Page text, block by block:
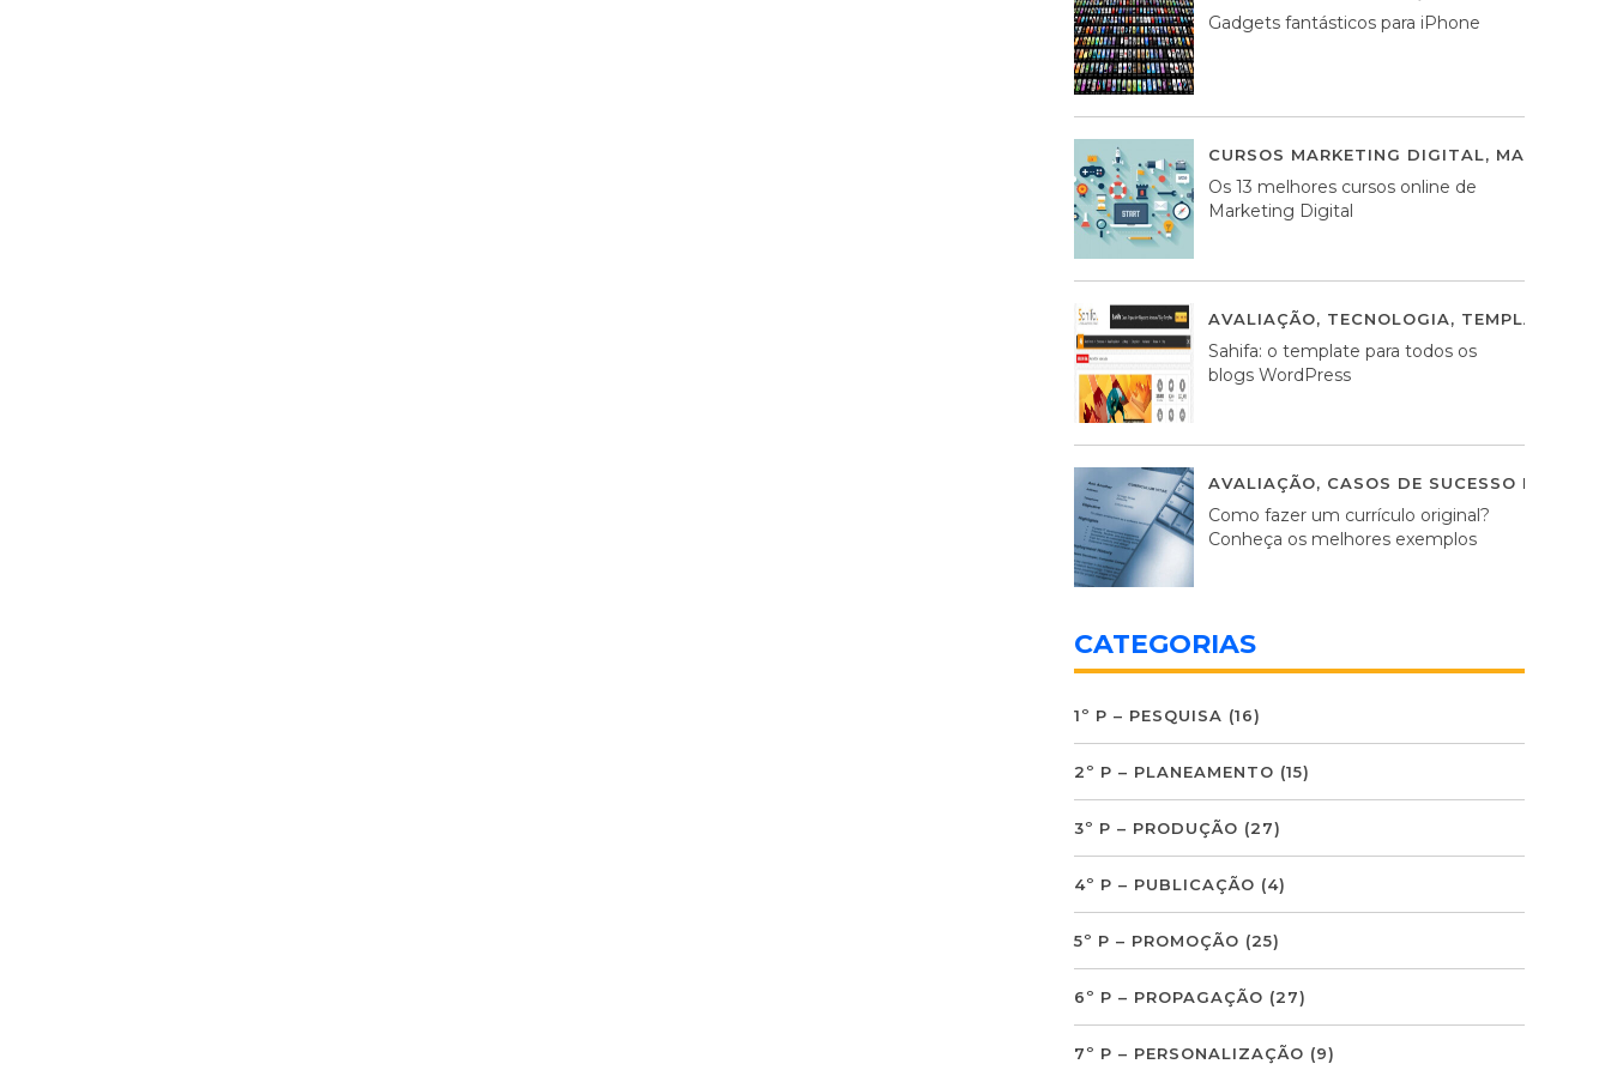
Gadgets fantásticos para iPhone
CURSOS MARKETING DIGITAL,
Os 13 melhores cursos online de
Marketing Digital
AVALIAÇÃO, TECNOLOGIA, TEMPLATES
Sahifa: o template para todos os
blogs WordPress
AVALIAÇÃO, CASOS DE SUCESSO DE
Como fazer um currículo original?
Conheça os melhores exemplos
CATEGORIAS
1º P – PESQUISA (16)
2º P – PLANEAMENTO (15)
3º P – PRODUÇÃO (27)
4º P – PUBLICAÇÃO (4)
5º P – PROMOÇÃO (25)
6º P – PROPAGAÇÃO (27)
7º P – PERSONALIZAÇÃO (9)